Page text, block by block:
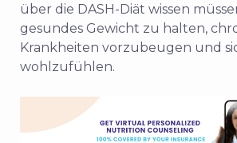
über die DASH-Diät wissen
gesundes Gewicht zu halten,
Krankheiten vorzubeugen und
wohlzufühlen.